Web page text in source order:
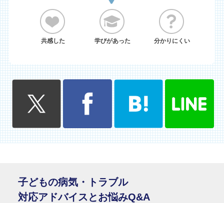
共感した 学びがあった 分かりにくい
子どもの病気・トラブル
対応アドバイスとお悩みQ&A